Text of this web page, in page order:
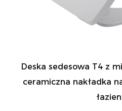
Deska sedesowa T4 z
ceramiczna nakładka